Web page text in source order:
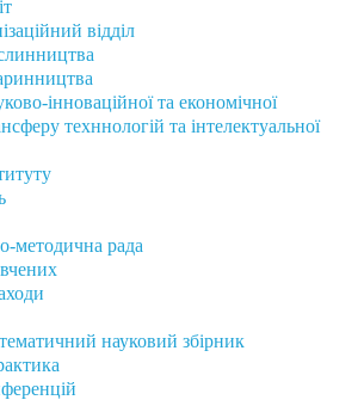
відділ
інноваційної та економічної
техннологій та інтелектуальної
методична рада
науковий збірник